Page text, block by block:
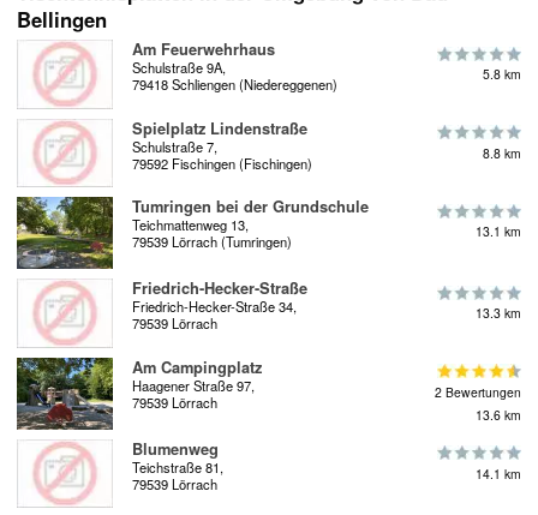
Bellingen
Am Feuerwehrhaus
Schulstraße 9A,
79418 Schliengen (Niedereggenen)
5.8 km
Spielplatz Lindenstraße
Schulstraße 7,
79592 Fischingen (Fischingen)
8.8 km
Tumringen bei der Grundschule
Teichmattenweg 13,
79539 Lörrach (Tumringen)
13.1 km
Friedrich-Hecker-Straße
Friedrich-Hecker-Straße 34,
79539 Lörrach
13.3 km
Am Campingplatz
Haagener Straße 97,
79539 Lörrach
2 Bewertungen
13.6 km
Blumenweg
Teichstraße 81,
79539 Lörrach
14.1 km